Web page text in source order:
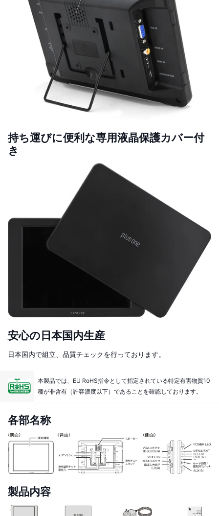
持ち運びに便利な専用液晶保護カバー付
き
安心の日本国内生産
日本国内で組立、品質チェックを行っております。
本製品では、EU RoHS指令として指定されている特定有害物質10
種が非含有（許容濃度以下）であることを確認しております。
各部名称
製品内容